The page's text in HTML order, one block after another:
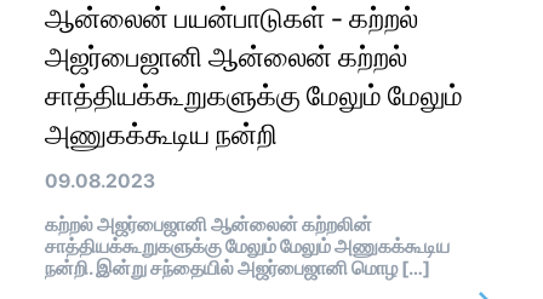
ஆன்லைன் பயன்பாடுகள் - கற்றல்
அஜர்பைஜானி ஆன்லைன் கற்றல்
சாத்தியக்கூறுகளுக்கு மேலும் மேலும்
அணுகக்கூடிய நன்றி
09.08.2023
கற்றல் அஜர்பைஜானி ஆன்லைன் கற்றலின்
சாத்தியக்கூறுகளுக்கு மேலும் மேலும் அணுகக்கூடிய
நன்றி. இன்று சந்தையில் அஜர்பைஜானி மொழ […]